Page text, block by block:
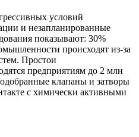
условий
и незапланированные
показывают: 30%
происходят из-за
Простои
предприятиям до 2 млн
клапаны и затворы
с химически активными